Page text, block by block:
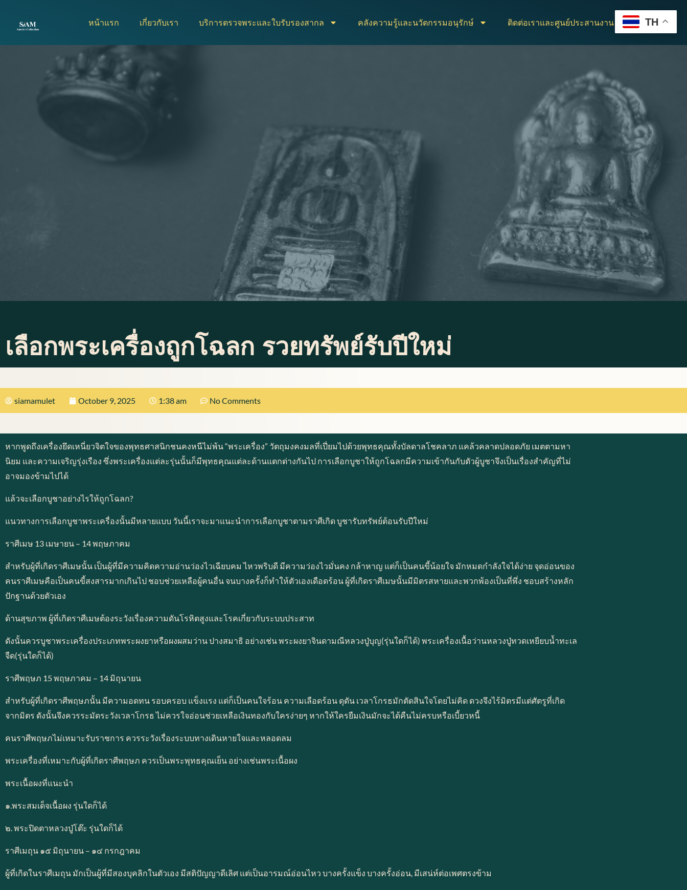
หน้าแรก เกี่ยวกับเรา บริการตรวจพระและใบรับรองสากล คลังความรู้และนวัตกรรมอนุรักษ์ ติดต่อเราและศูนย์ประสานงาน
เลือกพระเครื่องถูกโฉลก รวยทรัพย์รับปีใหม่
siamamulet October 9, 2025 1:38 am No Comments
หากพูดถึงเครื่องยึดเหนี่ยวจิตใจของพุทธศาสนิกชนคงหนีไม่พ้น “พระเครื่อง” วัตถุมงคงมลที่เปี่ยมไปด้วยพุทธคุณทั้งบัลดาลโชคลาภ แคล้วคลาดปลอดภัย เมตตามหา
นิยม และความเจริญรุ่งเรือง ซึ่งพระเครื่องแต่ละรุ่นนั้นก็มีพุทธคุณแต่ละด้านแตกต่างกันไป การเลือกบูชาให้ถูกโฉลกมีความเข้ากันกับตัวผู้บูชาจึงเป็นเรื่องสำคัญที่ไม่
อาจมองข้ามไปได้
แล้วจะเลือกบูชาอย่างไรให้ถูกโฉลก?
แนวทางการเลือกบูชาพระเครื่องนั้นมีหลายแบบ วันนี้เราจะมาแนะนำการเลือกบูชาตามราศีเกิด บูชารับทรัพย์ต้อนรับปีใหม่
ราศีเมษ 13 เมษายน – 14 พฤษภาคม
สำหรับผู้ที่เกิดราศีเมษนั้น เป็นผู้ที่มีความคิดความอ่านว่องไวเฉียบคม ไหวพริบดี มีความว่องไวมั่นคง กล้าหาญ แต่ก็เป็นคนขี้น้อยใจ มักหมดกำลังใจได้ง่าย จุดอ่อนของ
คนราศีเมษคือเป็นคนขี้สงสารมากเกินไป ชอบช่วยเหลือผู้คนอื่น จนบางครั้งก็ทำให้ตัวเองเดือดร้อน ผู้ที่เกิดราศีเมษนั้นมีมิตรสหายและพวกพ้องเป็นที่พึ่ง ชอบสร้างหลัก
ปักฐานด้วยตัวเอง
ด้านสุขภาพ ผู้ที่เกิดราศีเมษต้องระวังเรื่องความดันโรหิตสูงและโรคเกี่ยวกับระบบประสาท
ดังนั้นควรบูชาพระเครื่องประเภทพระผงยาหรือผงผสมว่าน ปางสมาธิ อย่างเช่น พระผงยาจินดามณีหลวงปู่บุญ(รุ่นใดก็ได้) พระเครื่องเนื้อว่านหลวงปู่ทวดเหยียบน้ำทะเล
จืด(รุ่นใดก็ได้)
ราศีพฤษภ 15 พฤษภาคม – 14 มิถุนายน
สำหรับผู้ที่เกิดราศีพฤษภนั้น มีความอดทน รอบครอบ แข็งแรง แต่ก็เป็นคนใจร้อน ความเลือดร้อน ดุดัน เวลาโกรธมักตัดสินใจโดยไม่คิด ดวงจึงไร้มิตรมีแต่ศัตรูที่เกิด
จากมิตร ดังนั้นจึงควรระมัดระวังเวลาโกรธ ไม่ควรใจอ่อนช่วยเหลือเงินทองกับใครง่ายๆ หากให้ใครยืมเงินมักจะได้คืนไม่ครบหรือเบี้ยวหนี้
คนราศีพฤษภไม่เหมาะรับราชการ ควรระวังเรื่องระบบทางเดินหายใจและหลอดลม
พระเครื่องที่เหมาะกับผู้ที่เกิดราศีพฤษภ ควรเป็นพระพุทธคุณเย็น อย่างเช่นพระเนื้อผง
พระเนื้อผงที่แนะนำ
๑.พระสมเด็จเนื้อผง รุ่นใดก็ได้
๒. พระปิดตาหลวงปู่โต๊ะ รุ่นใดก็ได้
ราศีเมถุน ๑๕ มิถุนายน – ๑๔ กรกฎาคม
ผู้ที่เกิดในราศีเมถุน มักเป็นผู้ที่มีสองบุคลิกในตัวเอง มีสติปัญญาดีเลิศ แต่เป็นอารมณ์อ่อนไหว บางครั้งแข็ง บางครั้งอ่อน, มีเสน่ห์ต่อเพศตรงข้าม
TH